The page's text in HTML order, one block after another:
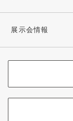
展示会情報